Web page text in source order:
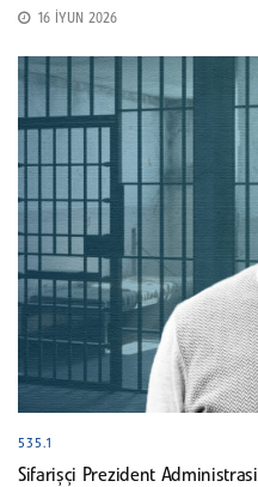
16 İYUN 2026
535.1
Sifarişçi Prezident